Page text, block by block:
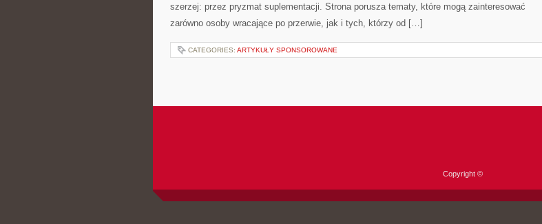
szerzej: przez pryzmat suplementacji. Strona porusza tematy, które mogą zainteresować
zarówno osoby wracające po przerwie, jak i tych, którzy od […]
CATEGORIES: ARTYKUŁY SPONSOROWANE
Copyright ©